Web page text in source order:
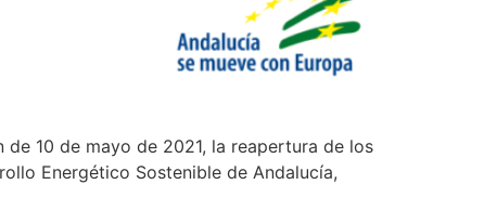
10 de mayo de 2021, la reapertura de los
Energético Sostenible de Andalucía,